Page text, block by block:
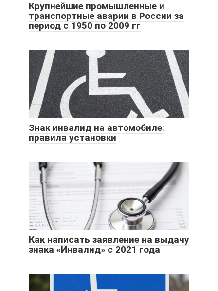
Крупнейшие промышленные и
транспортные аварии в России за
период с 1950 по 2009 гг
Знак инвалид на автомобиле:
правила установки
Как написать заявление на выдачу
знака «Инвалид» с 2021 года